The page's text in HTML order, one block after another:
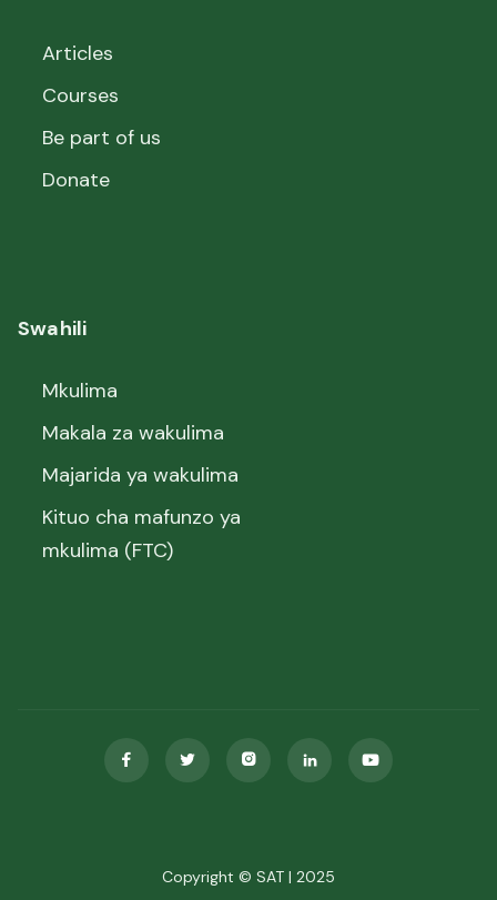
Articles
Courses
Be part of us
Donate
Swahili
Mkulima
Makala za wakulima
Majarida ya wakulima
Kituo cha mafunzo ya
mkulima (FTC)
Copyright © SAT | 2025
    